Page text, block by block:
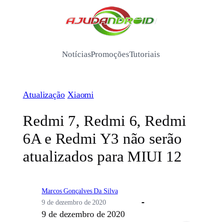
/
NotíciasPromoçõesTutoriais
Atualização Xiaomi
Redmi 7, Redmi 6, Redmi
6A e Redmi Y3 não serão
atualizados para MIUI 12
Marcos Gonçalves Da Silva
9 de dezembro de 2020
9 de dezembro de 2020